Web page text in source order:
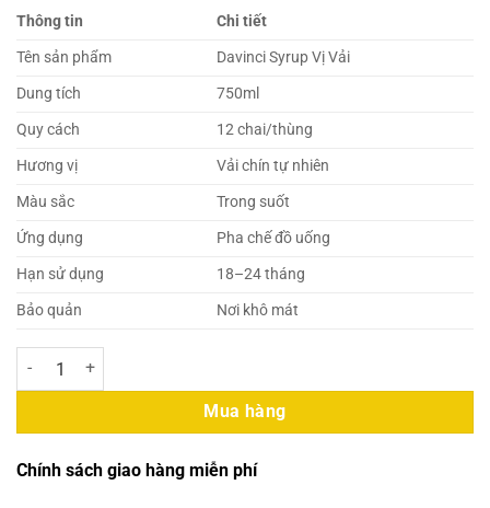
Thông tin
Chi tiết
Tên sản phẩm
Davinci Syrup Vị Vải
Dung tích
750ml
Quy cách
12 chai/thùng
Hương vị
Vải chín tự nhiên
Màu sắc
Trong suốt
Ứng dụng
Pha chế đồ uống
Hạn sử dụng
18–24 tháng
Bảo quản
Nơi khô mát
Davinci Syrup Vị Vải 750ml (12 Chai/Thùng) số lượng
Mua hàng
Chính sách giao hàng miễn phí